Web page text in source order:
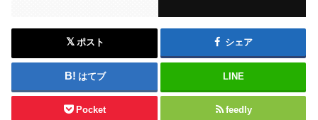
ポスト シェア
はてブ LINE
Pocket feedly